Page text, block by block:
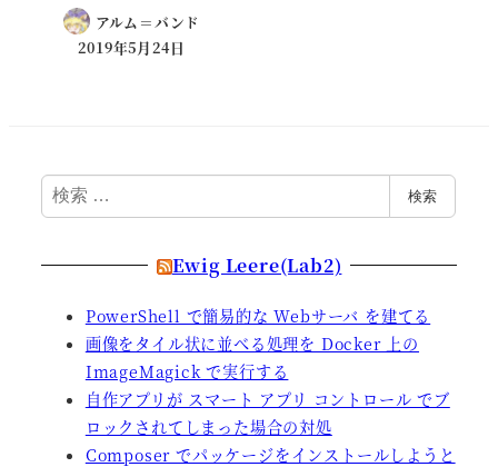
アルム＝バンド
2019年5月24日
検
索
検索
Ewig Leere(Lab2)
PowerShell で簡易的な Webサーバ を建てる
画像をタイル状に並べる処理を Docker 上の
ImageMagick で実行する
自作アプリが スマート アプリ コントロール でブ
ロックされてしまった場合の対処
Composer でパッケージをインストールしようと